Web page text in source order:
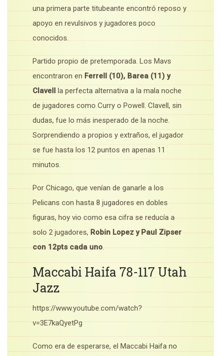
una primera parte titubeante encontró reposo y
apoyo en revulsivos y jugadores poco
conocidos.
Partido propio de pretemporada. Los Mavs
encontraron en Ferrell (10), Barea (11) y
Clavell
la perfecta alternativa a la mala noche
de jugadores como Curry o Powell. Clavell, sin
dudas, fue lo más inesperado de la noche.
Sorprendiendo a propios y extraños, el jugador
se fue hasta los 12 puntos en apenas 11
minutos.
Por Chicago, que venían de ganarle a los
Pelicans con hasta 8 jugadores en dobles
figuras, hoy vio como esa cifra se reducía a
solo 2 jugadores, Robin Lopez y Paul Zipser
con 12pts cada uno.
Maccabi Haifa 78-117 Utah
Jazz
https://www.youtube.com/watch?
v=3E7kaQyetPg
Como era de esperarse, el Maccabi Haifa no